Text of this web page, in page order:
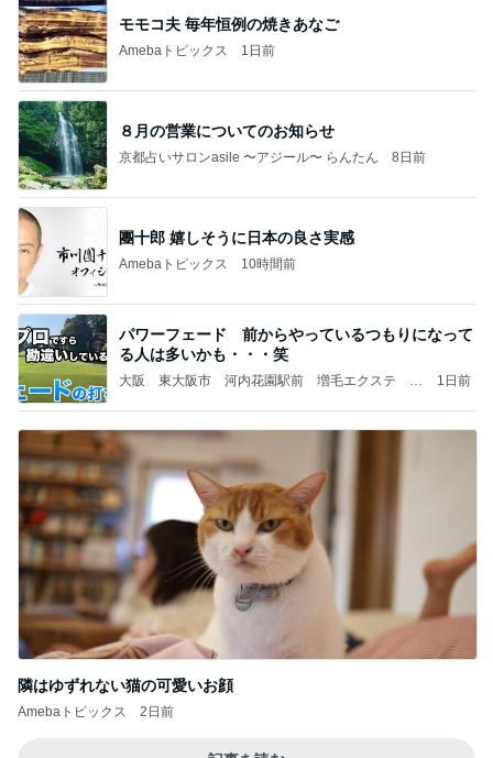
モモコ夫 毎年恒例の焼きあなご
Amebaトピックス 1日前
８月の営業についてのお知らせ
京都占いサロンasile 〜アジール〜 らんたん 8日前
團十郎 嬉しそうに日本の良さ実感
Amebaトピックス 10時間前
パワーフェード 前からやっているつもりになって
る人は多いかも・・・笑
大阪 東大阪市 河内花園駅前 増毛エクステ 天
花時計
1日前
隣はゆずれない猫の可愛いお顔
Amebaトピックス 2日前